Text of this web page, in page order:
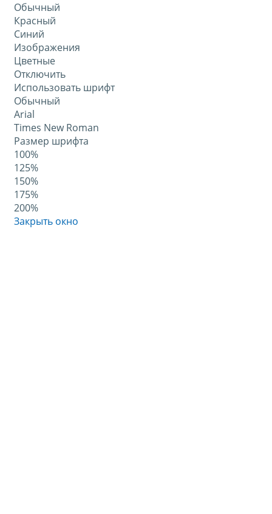
Обычный
Красный
Синий
Изображения
Цветные
Отключить
Использовать шрифт
Обычный
Arial
Times New Roman
Размер шрифта
100%
125%
150%
175%
200%
Закрыть окно